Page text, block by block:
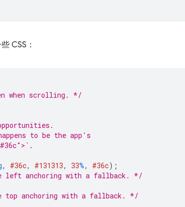
CSS：
when scrolling. */
to be the app's
, #36c, #131313, 33%, #36c);
left anchoring with a fallback. */
top anchoring with a fallback. */